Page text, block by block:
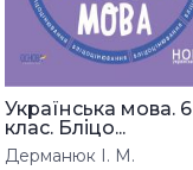
Українська мова. 6
клас. Бліцо...
Дерманюк І. М.